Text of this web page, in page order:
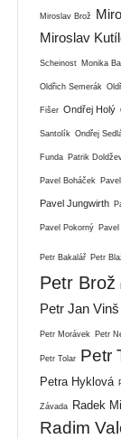
Miroslav Brož
Miroslav
Scheinost Monika
Oldřich Semerák
Fišer Ondřej Holý
Santolík Ondřej
Funda Patrik
Pavel Boháček
Pavel Jungwirth
Pavel Pokorný
Petr Bakalář Petr
Petr Brož
Petr Jan Vinš
Petr Morávek Petr
Petr Tolar Petr
Petra Hyklová
Závada Radek
Radim